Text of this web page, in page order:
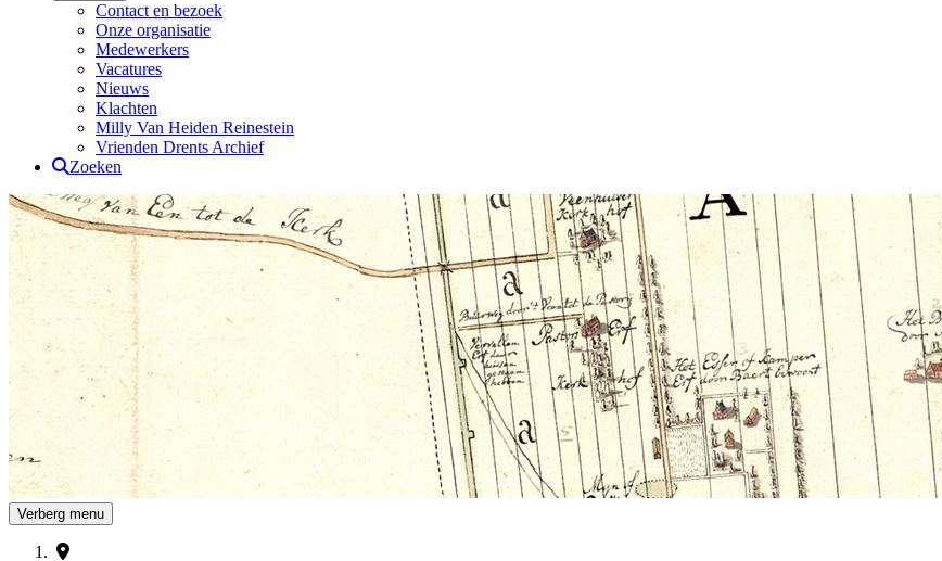
Contact en bezoek
Onze organisatie
Medewerkers
Vacatures
Nieuws
Klachten
Milly Van Heiden Reinestein
Vrienden Drents Archief
Zoeken
Verberg menu